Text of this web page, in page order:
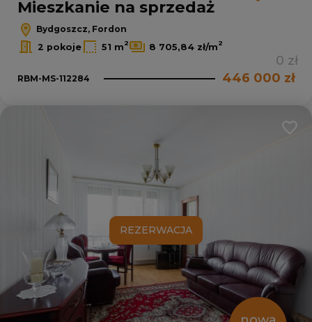
Mieszkanie na sprzedaż
Bydgoszcz, Fordon
2 pokoje
51 m2 8 705,84 zł/m2
0 zł
RBM-MS-112284 446 000 zł
REZERWACJA